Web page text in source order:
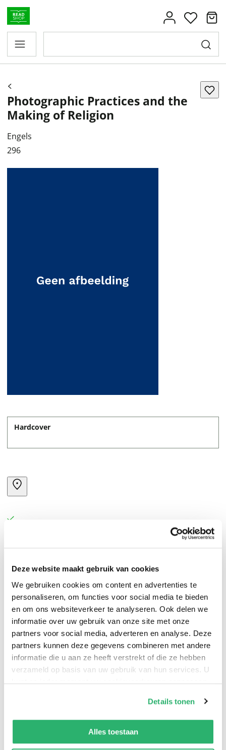
Deze website maakt gebruik van cookies
We gebruiken cookies om content en advertenties te
personaliseren, om functies voor social media te bieden
en om ons websiteverkeer te analyseren. Ook delen we
informatie over uw gebruik van onze site met onze
partners voor social media, adverteren en analyse. Deze
partners kunnen deze gegevens combineren met andere
informatie die u aan ze heeft verstrekt of die ze hebben
verzameld op basis van uw gebruik van hun services. U
kunt op ieder moment uw cookievoorkeuren aanpassen
We werken samen met13 derdendie uw gegevens
kunnen ontvangen en verwerken.
Details tonen
Alles toestaan
Photographic Practices and the
Making of Religion
Engels
296
Hardcover